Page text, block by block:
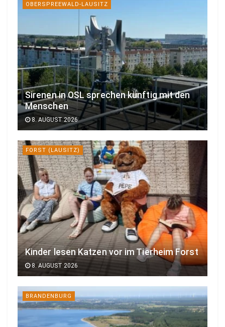
OBERSPREEWALD-LAUSITZ
Sirenen in OSL sprechen künftig mit den
Menschen
8. AUGUST 2026
FORST (LAUSITZ)
Kinder lesen Katzen vor im Tierheim Forst
8. AUGUST 2026
BRANDENBURG